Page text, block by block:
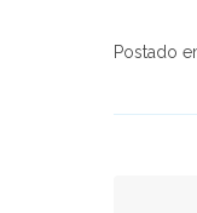
Postado